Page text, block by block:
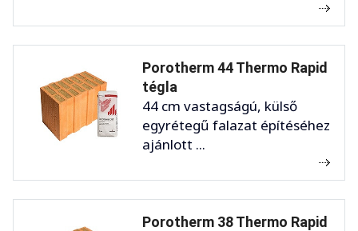
Porotherm 44 Thermo Rapid
tégla
44 cm vastagságú, külső
egyrétegű falazat építéséhez
ajánlott ...
Porotherm 38 Thermo Rapid